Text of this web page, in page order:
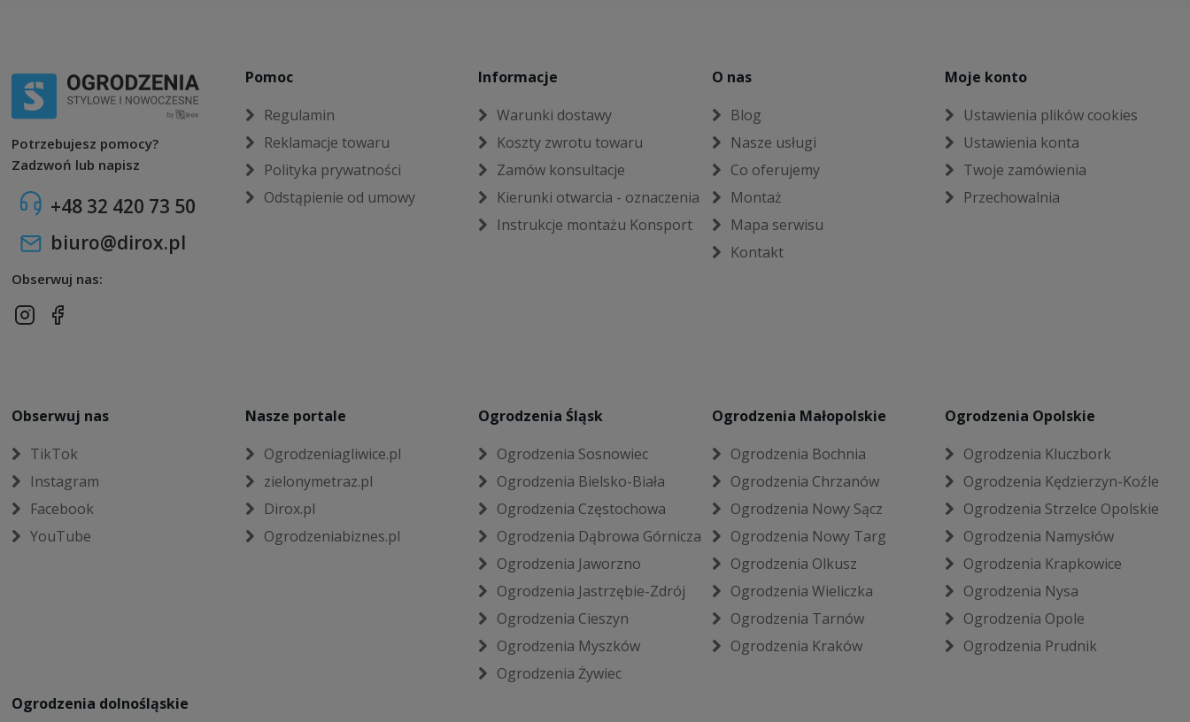
Potrzebujesz pomocy?
Zadzwoń lub napisz
+48 32 420 73 50
biuro@dirox.pl
Obserwuj nas:
Pomoc
Regulamin
Reklamacje towaru
Polityka prywatności
Odstąpienie od umowy
Informacje
Warunki dostawy
Koszty zwrotu towaru
Zamów konsultacje
Kierunki otwarcia - oznaczenia
Instrukcje montażu Konsport
O nas
Blog
Nasze usługi
Co oferujemy
Montaż
Mapa serwisu
Kontakt
Moje konto
Ustawienia plików cookies
Ustawienia konta
Twoje zamówienia
Przechowalnia
Obserwuj nas
TikTok
Instagram
Facebook
YouTube
Nasze portale
Ogrodzeniagliwice.pl
zielonymetraz.pl
Dirox.pl
Ogrodzeniabiznes.pl
Ogrodzenia Śląsk
Ogrodzenia Sosnowiec
Ogrodzenia Bielsko-Biała
Ogrodzenia Częstochowa
Ogrodzenia Dąbrowa Górnicza
Ogrodzenia Jaworzno
Ogrodzenia Jastrzębie-Zdrój
Ogrodzenia Cieszyn
Ogrodzenia Myszków
Ogrodzenia Żywiec
Ogrodzenia Małopolskie
Ogrodzenia Bochnia
Ogrodzenia Chrzanów
Ogrodzenia Nowy Sącz
Ogrodzenia Nowy Targ
Ogrodzenia Olkusz
Ogrodzenia Wieliczka
Ogrodzenia Tarnów
Ogrodzenia Kraków
Ogrodzenia Opolskie
Ogrodzenia Kluczbork
Ogrodzenia Kędzierzyn-Koźle
Ogrodzenia Strzelce Opolskie
Ogrodzenia Namysłów
Ogrodzenia Krapkowice
Ogrodzenia Nysa
Ogrodzenia Opole
Ogrodzenia Prudnik
Ogrodzenia dolnośląskie